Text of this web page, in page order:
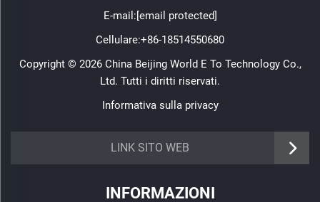
E-mail:[email protected]
Cellulare:+86-18514550680
Copyright © 2026 China Beijing World E To Technology Co.,
Ltd. Tutti i diritti riservati.
Informativa sulla privacy
LINK SITO WEB
INFORMAZIONI